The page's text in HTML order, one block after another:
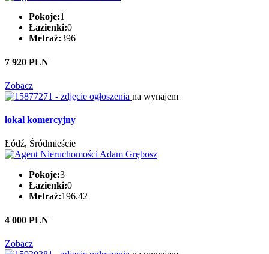
Pokoje:1
Łazienki:0
Metraż:396
7 920 PLN
Zobacz
na wynajem
lokal komercyjny
Łódź, Śródmieście
Pokoje:3
Łazienki:0
Metraż:196.42
4 000 PLN
Zobacz